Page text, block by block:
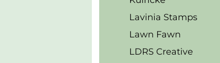
Lavinia Stamps
Lawn Fawn
LDRS Creative